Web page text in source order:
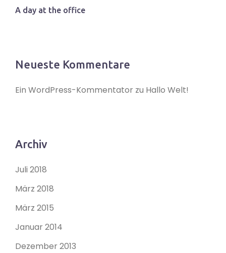
A day at the office
Neueste Kommentare
Ein WordPress-Kommentator zu Hallo Welt!
Archiv
Juli 2018
März 2018
März 2015
Januar 2014
Dezember 2013